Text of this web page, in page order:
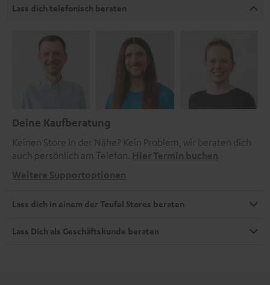
Lass dich telefonisch beraten
Deine Kaufberatung
Keinen Store in der Nähe? Kein Problem, wir beraten dich
auch persönlich am Telefon. Hier Termin buchen
Weitere Supportoptionen
Lass dich in einem der Teufel Stores beraten
Lass Dich als Geschäftskunde beraten